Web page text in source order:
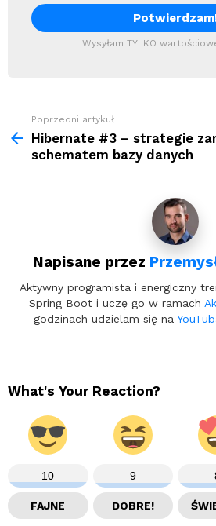
Wysyłam TYLKO
Zobacz
więcej
Poprzedni artykuł
Hibernate #3 – strategie
schematem bazy danych
Napisane przez
Aktywny programista i energiczny
Spring Boot i uczę go w ramach
godzinach udzielam się na
What's Your Reaction?
10
FAJNE
9
DOBRE!